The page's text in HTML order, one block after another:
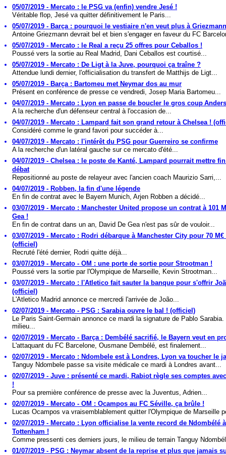
05/07/2019 - Mercato : le PSG va (enfin) vendre Jesé !
Véritable flop, Jesé va quitter définitivement le Paris...
05/07/2019 - Barça : pourquoi le vestiaire n'en veut plus à Griezmann
Antoine Griezmann devrait bel et bien s'engager en faveur du FC
05/07/2019 - Mercato : le Real a reçu 25 offres pour Ceballos !
Poussé vers la sortie au Real Madrid, Dani Ceballos est courtisé...
05/07/2019 - Mercato : De Ligt à la Juve, pourquoi ça traîne ?
Attendue lundi dernier, l'officialisation du transfert de Matthijs de Ligt...
05/07/2019 - Barça : Bartomeu met Neymar dos au mur
Présent en conférence de presse ce vendredi, Josep Maria Bartomeu...
04/07/2019 - Mercato : Lyon en passe de boucler le gros coup
A la recherche d'un défenseur central à l'occasion de...
04/07/2019 - Mercato : Lampard fait son grand retour à Chelsea !
Considéré comme le grand favori pour succéder à...
04/07/2019 - Mercato : l'intérêt du PSG pour Guerreiro se confirme
A la recherche d'un latéral gauche sur ce mercato d'été...
04/07/2019 - Chelsea : le poste de Kanté, Lampard pourrait mettre
débat
Repositionné au poste de relayeur avec l'ancien coach Maurizio Sarri,...
04/07/2019 - Robben, la fin d'une légende
En fin de contrat avec le Bayern Munich, Arjen Robben a décidé...
03/07/2019 - Mercato : Manchester United propose un contrat à 101
Gea !
En fin de contrat dans un an, David De Gea n'est pas sûr de vouloir...
03/07/2019 - Mercato : Rodri débarque à Manchester City pour 70 M€
(officiel)
Recruté l'été dernier, Rodri quitte déjà...
03/07/2019 - Mercato - OM : une porte de sortie pour Strootman !
Poussé vers la sortie par l'Olympique de Marseille, Kevin Strootman...
03/07/2019 - Mercato : l'Atletico fait sauter la banque pour s'offrir
(officiel)
L'Atletico Madrid annonce ce mercredi l'arrivée de João...
02/07/2019 - Mercato - PSG : Sarabia ouvre le bal ! (officiel)
Le Paris Saint-Germain annonce ce mardi la signature de Pablo Sarabia.
milieu...
02/07/2019 - Mercato - Barça : Dembélé sacrifié, le Bayern veut en
L'attaquant du FC Barcelone, Ousmane Dembélé, est finalement...
02/07/2019 - Mercato : Ndombele est à Londres, Lyon va toucher le
Tanguy Ndombele passe sa visite médicale ce mardi à Londres avant...
02/07/2019 - Juve : présenté ce mardi, Rabiot règle ses comptes
!
Pour sa première conférence de presse avec la Juventus, Adrien...
02/07/2019 - Mercato - OM : Ocampos au FC Séville, ça brûle !
Lucas Ocampos va vraisemblablement quitter l'Olympique de Marseille
02/07/2019 - Mercato : Lyon officialise la vente record de Ndombélé à
Tottenham !
Comme pressenti ces derniers jours, le milieu de terrain Tanguy
01/07/2019 - PSG : Neymar absent de la reprise et plus que jamais